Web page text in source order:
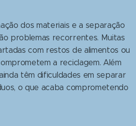
dos materiais e a separação
problemas recorrentes. Muitas
com restos de alimentos ou
a reciclagem. Além
têm dificuldades em separar
o que acaba comprometendo